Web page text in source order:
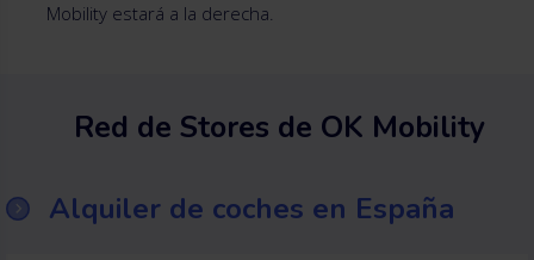
Mobility estará a la derecha.
Red de Stores de OK Mobility
Alquiler de coches en España